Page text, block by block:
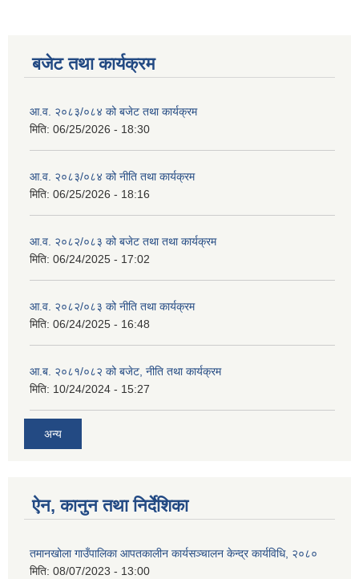
बजेट तथा कार्यक्रम
आ.व. २०८३/०८४ को बजेट तथा कार्यक्रम
मिति: 06/25/2026 - 18:30
आ.व. २०८३/०८४ को नीति तथा कार्यक्रम
मिति: 06/25/2026 - 18:16
आ.व. २०८२/०८३ को बजेट तथा तथा कार्यक्रम
मिति: 06/24/2025 - 17:02
आ.व. २०८२/०८३ को नीति तथा कार्यक्रम
मिति: 06/24/2025 - 16:48
आ.ब. २०८१/०८२ को बजेट, नीति तथा कार्यक्रम
मिति: 10/24/2024 - 15:27
अन्य
ऐन, कानुन तथा निर्देशिका
तमानखोला गाउँपालिका आपतकालीन कार्यसञ्चालन केन्द्र कार्यविधि, २०८०
मिति: 08/07/2023 - 13:00